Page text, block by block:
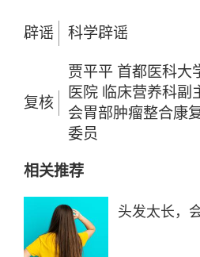
辟谣 科学辟谣
复核
贾平平 首都医科大
医院 临床营养科副
会胃部肿瘤整合康
委员
相关推荐
头发太长，